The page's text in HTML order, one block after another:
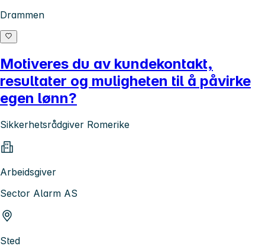
Drammen
Motiveres du av kundekontakt,
resultater og muligheten til å påvirke
egen lønn?
Sikkerhetsrådgiver Romerike
Arbeidsgiver
Sector Alarm AS
Sted